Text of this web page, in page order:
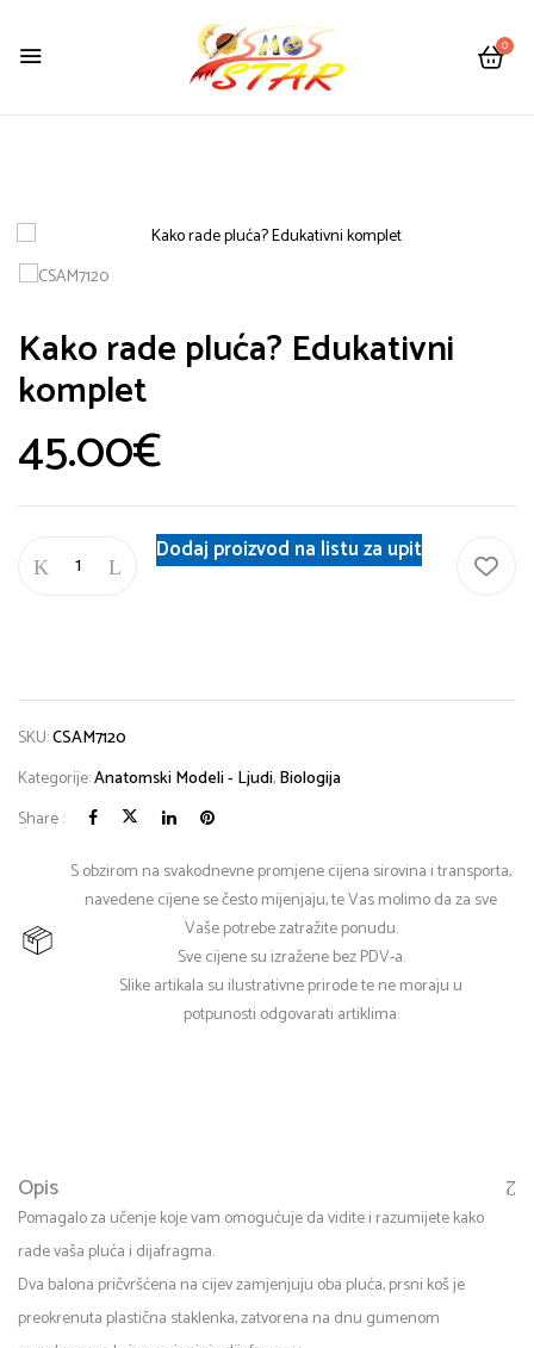
0
Kako rade pluća? Edukativni
komplet
45.00€
Dodaj proizvod na listu za upit
SKU:CSAM7120
Kategorije:Anatomski Modeli - Ljudi,Biologija
Share :
S obzirom na svakodnevne promjene cijena sirovina i transporta,
navedene cijene se često mijenjaju, te Vas molimo da za sve
Vaše potrebe zatražite ponudu.
Sve cijene su izražene bez PDV-a.
Slike artikala su ilustrativne prirode te ne moraju u
potpunosti odgovarati artiklima.
Opis
Pomagalo za učenje koje vam omogućuje da vidite i razumijete kako
rade vaša pluća i dijafragma.
Dva balona pričvršćena na cijev zamjenjuju oba pluća, prsni koš je
preokrenuta plastična staklenka, zatvorena na dnu gumenom